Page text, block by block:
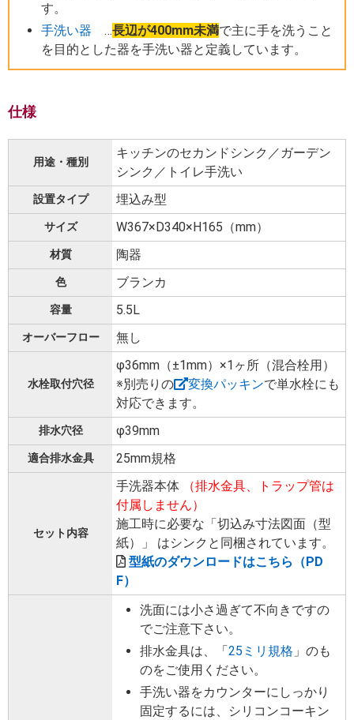
す。
手洗い器 …長辺が400mm未満で主に手を洗うこと
を目的とした器を手洗い器と定義しています。
仕様
用途・種別
キッチンのセカンドシンク／ガーデン
シンク／トイレ手洗い
設置タイプ 埋込み型
サイズ W367×D340×H165（mm）
材質 陶器
色 ブランカ
容量 5.5L
オーバーフロー 無し
水栓取付穴径
φ36mm（±1mm）×1ヶ所（混合栓用）
※別売りの
変換パッキンで単水栓にも
対応できます。
排水穴径 φ39mm
適合排水金具 25mm規格
セット内容
手洗器本体
（排水金具、トラップ管は
付属しません）
施工時に必要な「切込み寸法図面（型
紙）」 はシンクと同梱されています。
型紙のダウンロードはこちら（PD
F）
洗面には小さ過ぎて不向きですの
でご注意下さい。
排水金具は、「 25ミリ規格 」のも
のをご使用ください。
手洗い器をカウンターにしっかり
固定するには、シリコンコーキン